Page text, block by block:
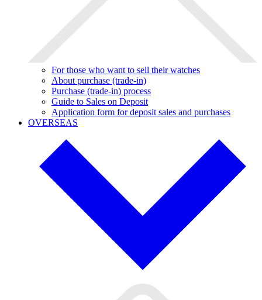
For those who want to sell their watches
About purchase (trade-in)
Purchase (trade-in) process
Guide to Sales on Deposit
Application form for deposit sales and purchases
OVERSEAS